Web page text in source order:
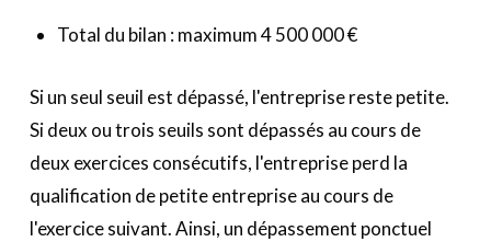
Total du bilan : maximum 4 500 000 €
Si un seul seuil est dépassé, l'entreprise reste petite.
Si deux ou trois seuils sont dépassés au cours de
deux exercices consécutifs, l'entreprise perd la
qualification de petite entreprise au cours de
l'exercice suivant. Ainsi, un dépassement ponctuel